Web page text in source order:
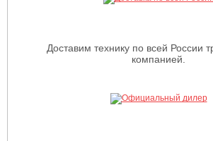
Доставим технику по всей России
компанией.